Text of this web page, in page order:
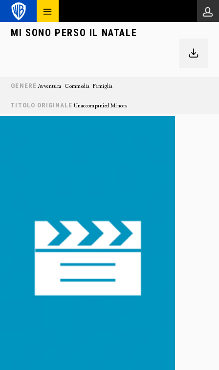
MI SONO PERSO IL NATALE
GENERE Avventura Commedia Famiglia
TITOLO ORIGINALE Unaccompanied Minors